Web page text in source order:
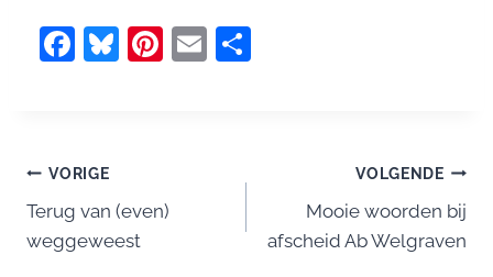
F
b
o
o
Bl Pi E
Bericht
navigatie
VORIGE
Terug van (even)
weggeweest
VOLGENDE
Mooie woorden bij
afscheid Ab Welgraven